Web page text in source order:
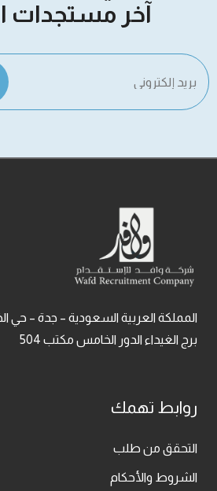
آخر مستجدات
المملكة العربية السعودية – جدة – حي
برج الغيداء الدور الخامس مكتب 504
روابط تهمك
التحقق من طلب
الشروط والأحكام